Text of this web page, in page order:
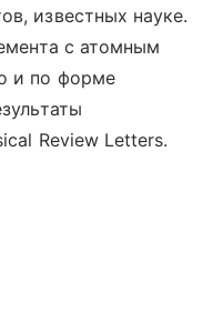
известных науке.
с атомным
и по форме
Review Letters.